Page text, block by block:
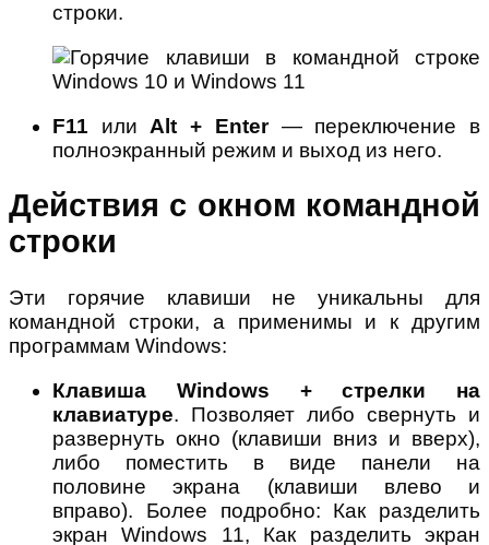
строки.
F11 или Alt + Enter— переключение в
полноэкранный режим и выход из него.
Действия с окном командной
строки
Эти горячие клавиши не уникальны для
командной строки, а применимы и к другим
программам Windows:
Клавиша Windows + стрелки на
клавиатуре. Позволяет либо свернуть и
развернуть окно (клавиши вниз и вверх),
либо поместить в виде панели на
половине экрана (клавиши влево и
вправо). Более подробно: Как разделить
экран Windows 11, Как разделить экран